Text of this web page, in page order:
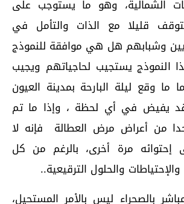
الشمالية، وهو ما يستوجب على
قليلا مع الذات والتأمل في
وشبابهم هل هي موافقة للنموذج
النموذج يستجيب لحاجياتهم ويجيب
وقع ليلة البارحة بمدينة العيون
يفيض في أي لحظة ، وإذا ما تم
من أعراض مرض العطالة فإنه لا
إحتوائه مرة أخرى، بالرغم من كل
والإحتياطات والحلول الترقيعية..
بالصحراء ليس بالأمر المستحيل،